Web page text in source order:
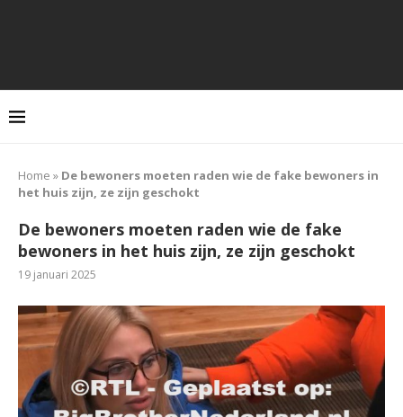
Home » De bewoners moeten raden wie de fake bewoners in
het huis zijn, ze zijn geschokt
De bewoners moeten raden wie de fake
bewoners in het huis zijn, ze zijn geschokt
19 januari 2025